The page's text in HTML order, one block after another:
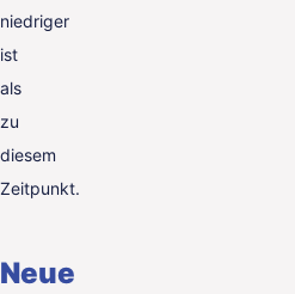
niedriger
ist
als
zu
diesem
Zeitpunkt.
Neue